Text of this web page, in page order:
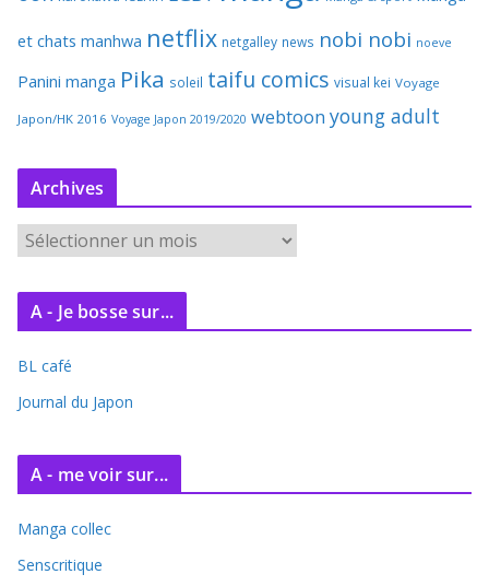
et chats manhwa netflix netgalley news nobi nobi noeve
Panini manga Pika soleil taifu comics visual kei Voyage
Japon/HK 2016 Voyage Japon 2019/2020 webtoon young adult
Archives
r
c
v
e
A - Je bosse sur...
BL café
Journal du Japon
A - me voir sur...
Manga collec
Senscritique